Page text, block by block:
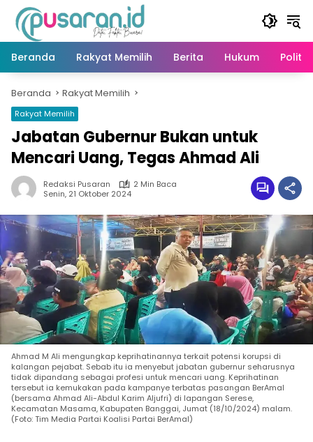
Langsung
konten
Beranda
Rakyat Memilih Berita Hukum Politik
Beranda Rakyat Memilih
Rakyat Memilih
Jabatan Gubernur Bukan untuk
Mencari Uang, Tegas Ahmad Ali
Redaksi Pusaran
2 Min Baca
Senin, 21 Oktober 2024
Ahmad M Ali mengungkap keprihatinannya terkait potensi korupsi di
kalangan pejabat. Sebab itu ia menyebut jabatan gubernur seharusnya
tidak dipandang sebagai profesi untuk mencari uang. Keprihatinan
tersebut ia kemukakan pada kampanye terbatas pasangan BerAmal
(bersama Ahmad Ali-Abdul Karim Aljufri) di lapangan Serese,
Kecamatan Masama, Kabupaten Banggai, Jumat (18/10/2024) malam.
(Foto: Tim Media Partai Koalisi Partai BerAmal)